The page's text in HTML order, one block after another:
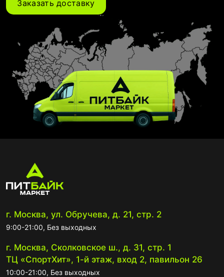
Заказать доставку
г. Москва, ул. Обручева, д. 21, стр. 2
9:00-21:00, Без выходных
г. Москва, Сколковское ш., д. 31, стр. 1
ТЦ «СпортХит», 1-й этаж, вход 2, павильон 26
10:00-21:00, Без выходных